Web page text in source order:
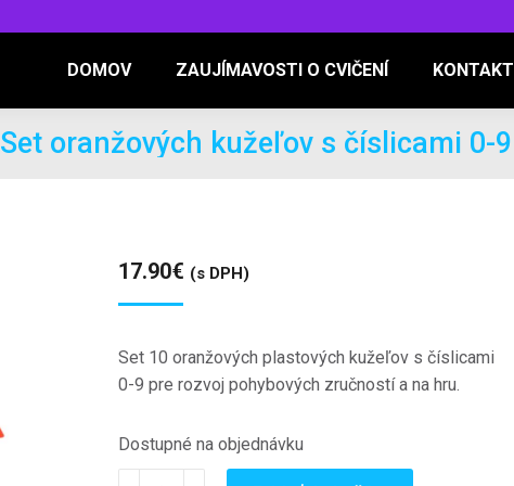
DOMOV ZAUJÍMAVOSTI O CVIČENÍ KONTAKT
Set oranžových kužeľov s číslicami 0-9
17.90€ (s DPH)
Set 10 oranžových plastových kužeľov s číslicami
0-9 pre rozvoj pohybových zručností a na hru.
Dostupné na objednávku
množstvo